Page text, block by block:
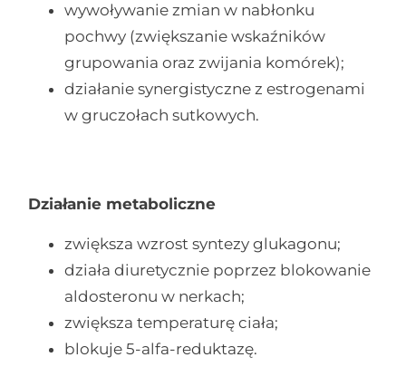
wywoływanie zmian w nabłonku
pochwy (zwiększanie wskaźników
grupowania oraz zwijania komórek);
działanie synergistyczne z estrogenami
w gruczołach sutkowych.
Działanie metaboliczne
zwiększa wzrost syntezy glukagonu;
działa diuretycznie poprzez blokowanie
aldosteronu w nerkach;
zwiększa temperaturę ciała;
blokuje 5-alfa-reduktazę.